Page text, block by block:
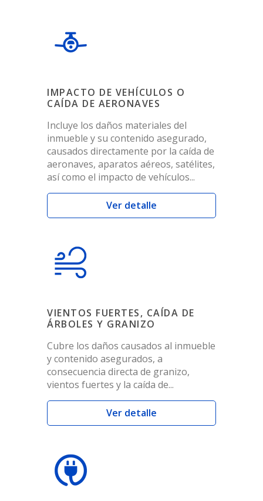
IMPACTO DE VEHÍCULOS O
CAÍDA DE AERONAVES
Incluye los daños materiales del
inmueble y su contenido asegurado,
causados directamente por la caída de
aeronaves, aparatos aéreos, satélites,
así como el impacto de vehículos...
Ver detalle
VIENTOS FUERTES, CAÍDA DE
ÁRBOLES Y GRANIZO
Cubre los daños causados al inmueble
y contenido asegurados, a
consecuencia directa de granizo,
vientos fuertes y la caída de...
Ver detalle